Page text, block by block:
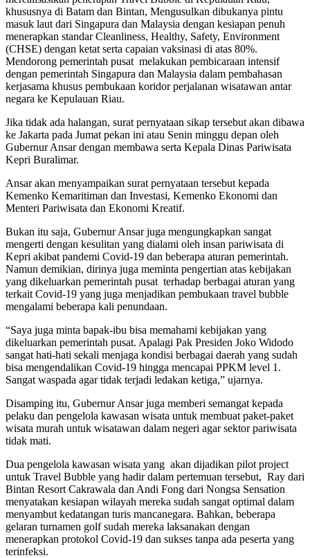
khususnya di Batam dan Bintan, Mengusulkan dibukanya pintu
masuk laut dari Singapura dan Malaysia dengan kesiapan penuh
menerapkan standar Cleanliness, Healthy, Safety, Environment
(CHSE) dengan ketat serta capaian vaksinasi di atas 80%.
Mendorong pemerintah pusat melakukan pembicaraan intensif
dengan pemerintah Singapura dan Malaysia dalam pembahasan
kerjasama khusus pembukaan koridor perjalanan wisatawan antar
negara ke Kepulauan Riau.
Jika tidak ada halangan, surat pernyataan sikap tersebut akan dibawa
ke Jakarta pada Jumat pekan ini atau Senin minggu depan oleh
Gubernur Ansar dengan membawa serta Kepala Dinas Pariwisata
Kepri Buralimar.
Ansar akan menyampaikan surat pernyataan tersebut kepada
Kemenko Kemaritiman dan Investasi, Kemenko Ekonomi dan
Menteri Pariwisata dan Ekonomi Kreatif.
Bukan itu saja, Gubernur Ansar juga mengungkapkan sangat
mengerti dengan kesulitan yang dialami oleh insan pariwisata di
Kepri akibat pandemi Covid-19 dan beberapa aturan pemerintah.
Namun demikian, dirinya juga meminta pengertian atas kebijakan
yang dikeluarkan pemerintah pusat terhadap berbagai aturan yang
terkait Covid-19 yang juga menjadikan pembukaan travel bubble
mengalami beberapa kali penundaan.
“Saya juga minta bapak-ibu bisa memahami kebijakan yang
dikeluarkan pemerintah pusat. Apalagi Pak Presiden Joko Widodo
sangat hati-hati sekali menjaga kondisi berbagai daerah yang sudah
bisa mengendalikan Covid-19 hingga mencapai PPKM level 1.
Sangat waspada agar tidak terjadi ledakan ketiga,” ujarnya.
Disamping itu, Gubernur Ansar juga memberi semangat kepada
pelaku dan pengelola kawasan wisata untuk membuat paket-paket
wisata murah untuk wisatawan dalam negeri agar sektor pariwisata
tidak mati.
Dua pengelola kawasan wisata yang akan dijadikan pilot project
untuk Travel Bubble yang hadir dalam pertemuan tersebut, Ray dari
Bintan Resort Cakrawala dan Andi Fong dari Nongsa Sensation
menyatakan kesiapan wilayah mereka sudah sangat optimal dalam
menyambut kedatangan turis mancanegara. Bahkan, beberapa
gelaran turnamen golf sudah mereka laksanakan dengan
menerapkan protokol Covid-19 dan sukses tanpa ada peserta yang
terinfeksi.